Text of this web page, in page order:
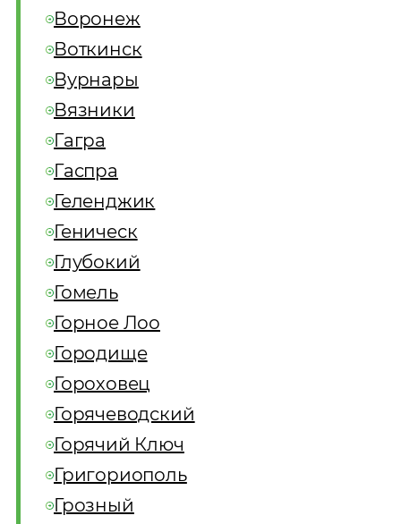
Воронеж
Воткинск
Вурнары
Вязники
Гагра
Гаспра
Геленджик
Геническ
Глубокий
Гомель
Горное Лоо
Городище
Гороховец
Горячеводский
Горячий Ключ
Григориополь
Грозный